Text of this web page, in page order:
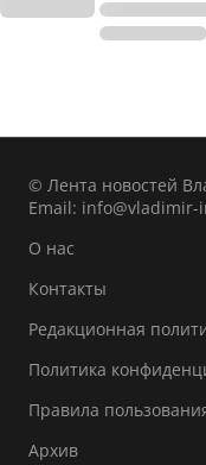
© Лента новостей
Email: info@vladimir-
О нас
Контакты
Редакционная
Политика
Правила
Архив